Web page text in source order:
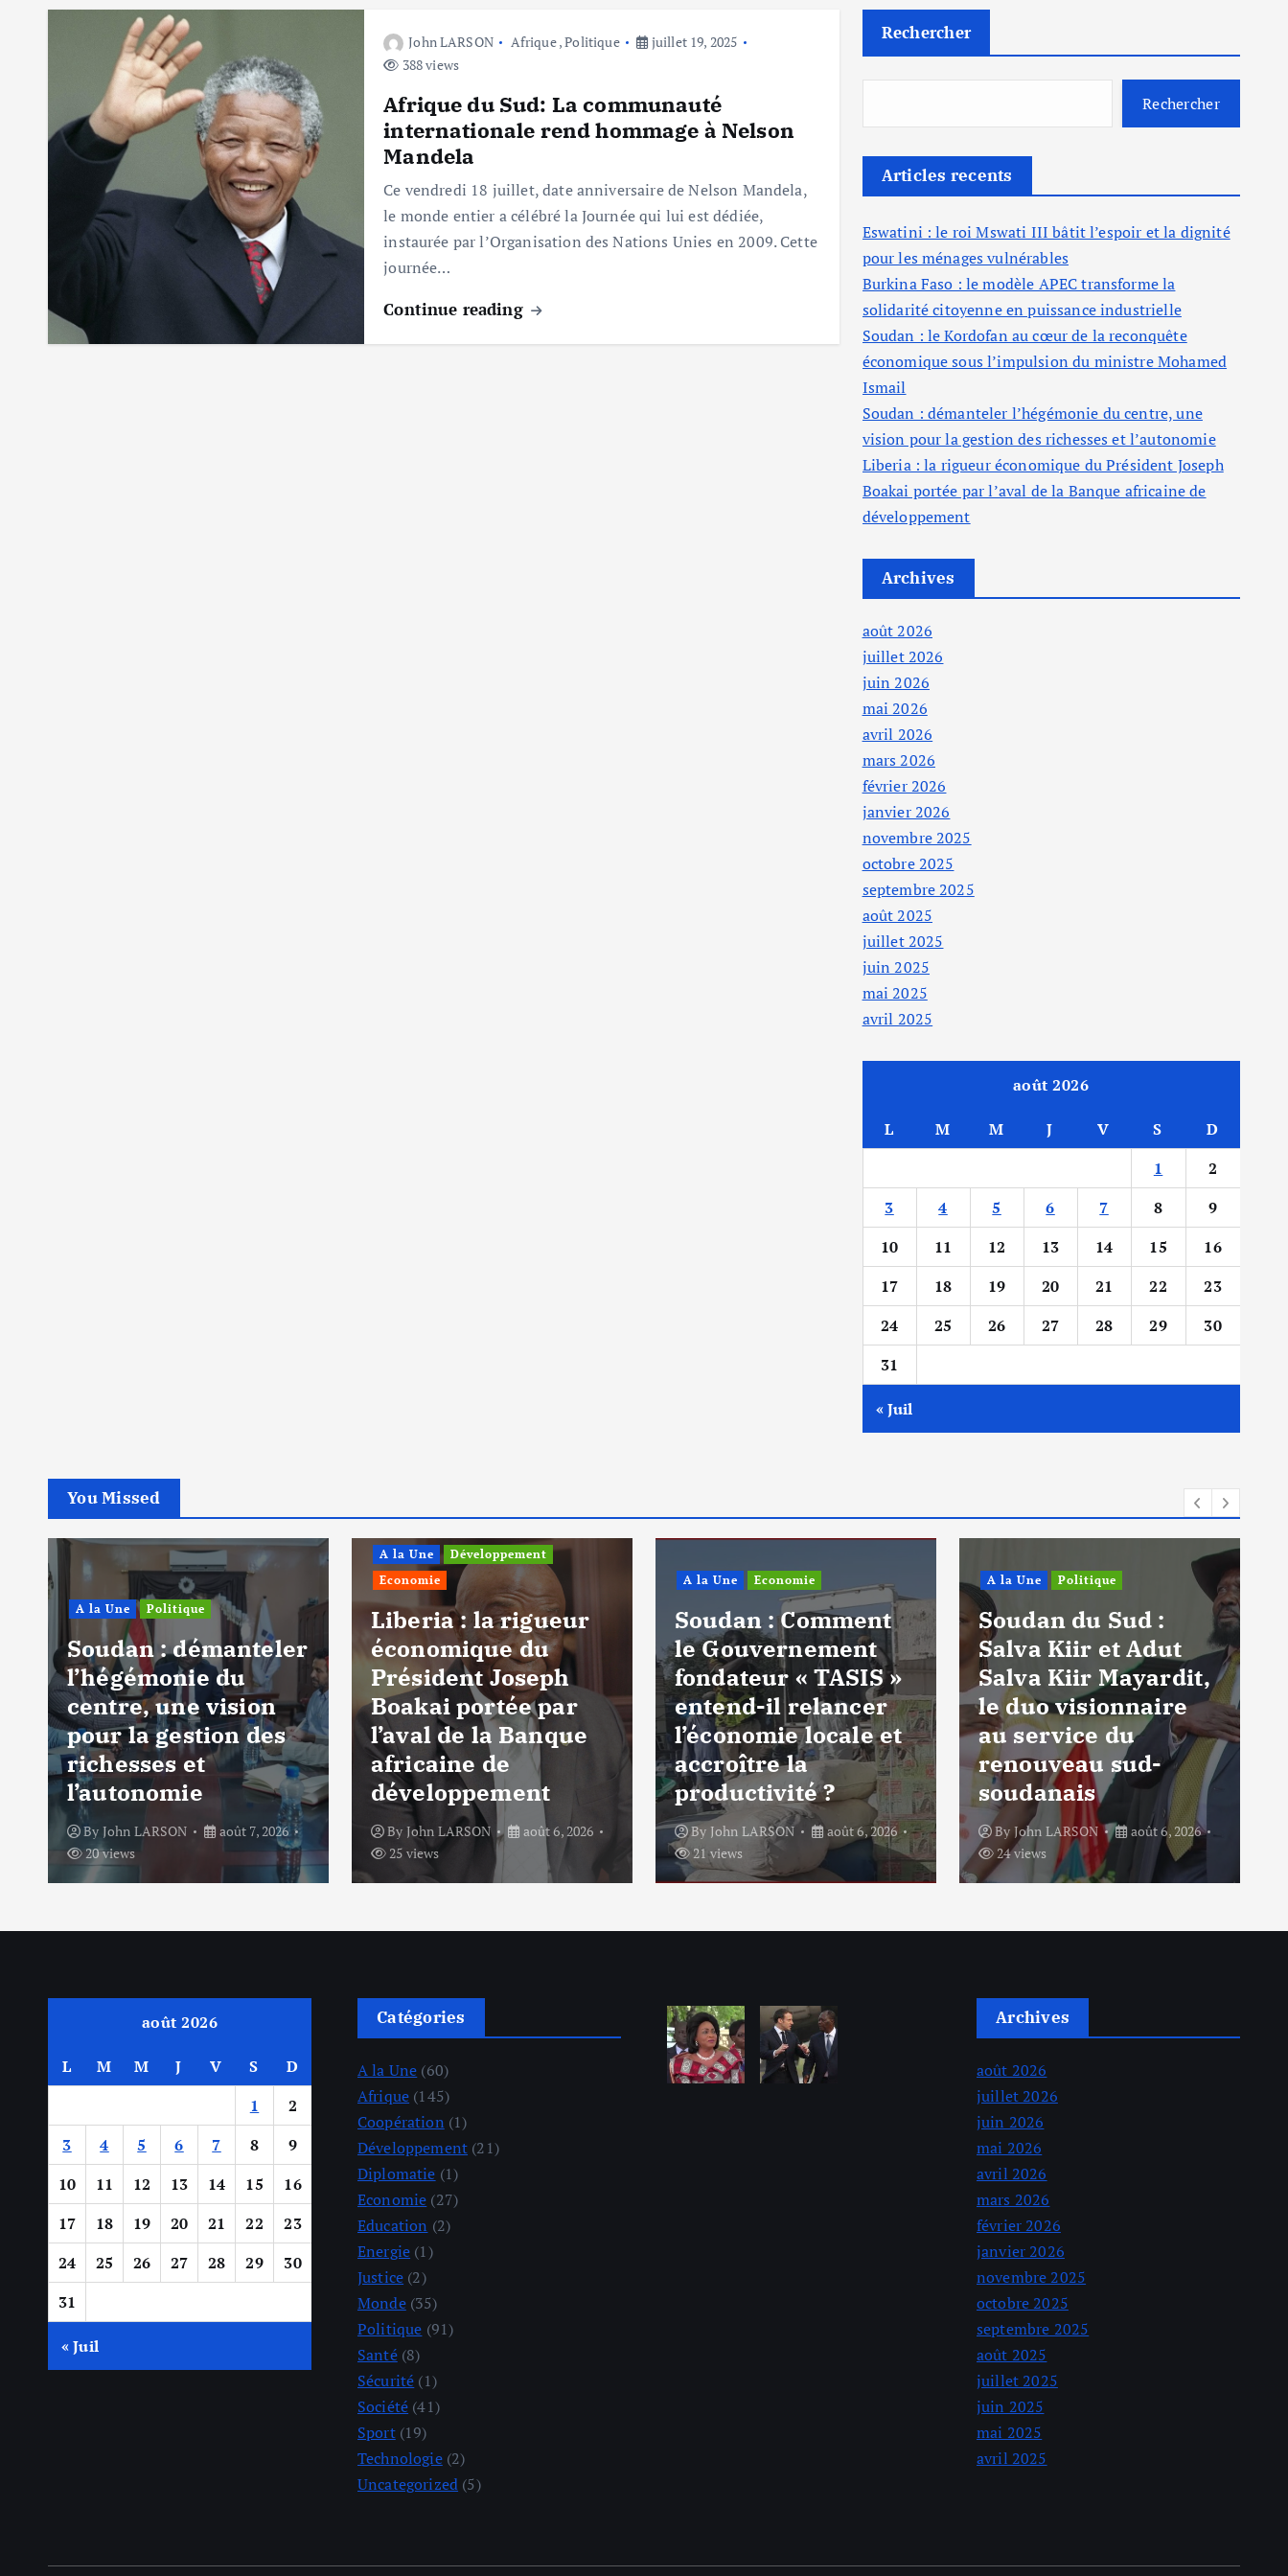
John LARSON Afrique,Politique
juillet 19, 2025
388 views
Afrique du Sud: La communauté
internationale rend hommage à Nelson
Mandela
Ce vendredi 18 juillet, date anniversaire de Nelson Mandela,
le monde entier a célébré la Journée qui lui est dédiée,
instaurée par l’Organisation des Nations Unies en 2009. Cette
journée…
Continue reading
Rechercher
Rechercher
Articles recents
Eswatini : le roi Mswati III bâtit l’espoir et la dignité
pour les ménages vulnérables
Burkina Faso : le modèle APEC transforme la
solidarité citoyenne en puissance industrielle
Soudan : le Kordofan au cœur de la reconquête
économique sous l’impulsion du ministre Mohamed
Ismail
Soudan : démanteler l’hégémonie du centre, une
vision pour la gestion des richesses et l’autonomie
Liberia : la rigueur économique du Président Joseph
Boakai portée par l’aval de la Banque africaine de
développement
Archives
août 2026
juillet 2026
juin 2026
mai 2026
avril 2026
mars 2026
février 2026
janvier 2026
novembre 2025
octobre 2025
septembre 2025
août 2025
juillet 2025
juin 2025
mai 2025
avril 2025
août 2026
L M M J V S
D
1
2
3
4 5 6 7 8
9
10
11 12 13 14 15
16
17
18 19 20 21 22
23
24
25 26 27 28 29
30
31
« Juil
You Missed
A la Une Politique
Soudan : démanteler
l’hégémonie du
centre, une vision
pour la gestion des
richesses et
l’autonomie
By John LARSON
août 7, 2026
20 views
A la Une
Développement
Economie
Liberia : la rigueur
économique du
Président Joseph
Boakai portée par
l’aval de la Banque
africaine de
développement
By John LARSON
août 6, 2026
25 views
A la Une Economie
Soudan : Comment
le Gouvernement
fondateur « TASIS »
entend-il relancer
l’économie locale et
accroître la
productivité ?
By John LARSON
août 6, 2026
21 views
A la Une Politique
Soudan du Sud :
Salva Kiir et Adut
Salva Kiir Mayardit,
le duo visionnaire
au service du
renouveau sud-
soudanais
By John LARSON
août 6, 2026
24 views
août 2026
L M M J V S
D
1
2
3
4 5 6 7 8
9
10
11 12 13 14 15
16
17
18 19 20 21 22
23
24
25 26 27 28 29
30
31
« Juil
Catégories
A la Une (60)
Afrique (145)
Coopération (1)
Développement (21)
Diplomatie (1)
Economie (27)
Education (2)
Energie (1)
Justice (2)
Monde(35)
Politique (91)
Santé(8)
Sécurité (1)
Société (41)
Sport(19)
Technologie(2)
Uncategorized (5)
Archives
août 2026
juillet 2026
juin 2026
mai 2026
avril 2026
mars 2026
février 2026
janvier 2026
novembre 2025
octobre 2025
septembre 2025
août 2025
juillet 2025
juin 2025
mai 2025
avril 2025